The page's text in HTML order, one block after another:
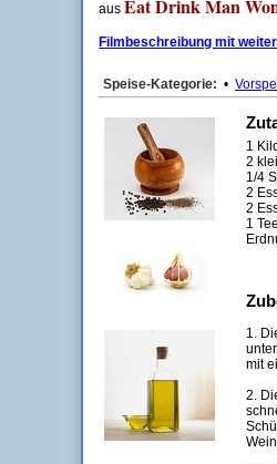
aus Eat Drink Man
Filmbeschreibung mit
Speise-Kategorie: •
1
2
1/4
2
2
1
1.
mit
2.